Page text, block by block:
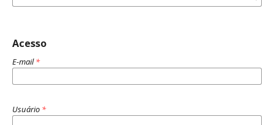
Acesso
E-mail*
Usuário *